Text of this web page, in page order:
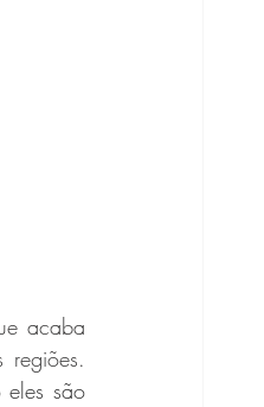
acaba
eles são